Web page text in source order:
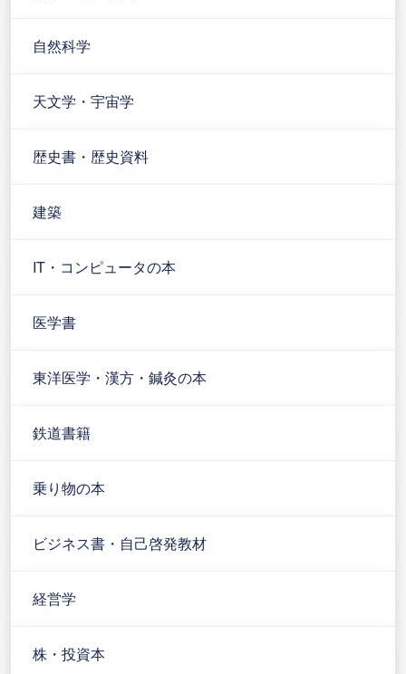
自然科学
天文学・宇宙学
歴史書・歴史資料
建築
IT・コンピュータの本
医学書
東洋医学・漢方・鍼灸の本
鉄道書籍
乗り物の本
ビジネス書・自己啓発教材
経営学
株・投資本